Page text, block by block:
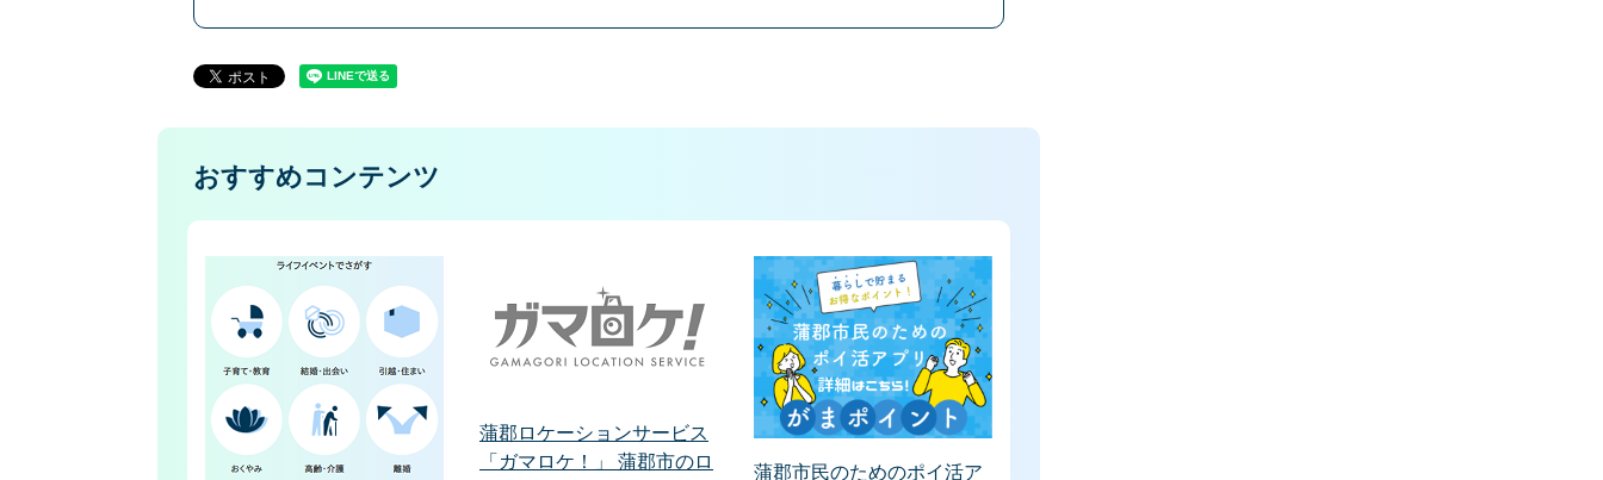
おすすめコンテンツ
蒲郡ロケーションサービス
「ガマロケ！」 蒲郡市のロ
蒲郡市民のためのポイ活ア